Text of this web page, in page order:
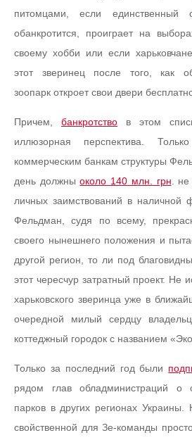
питомцами, если единственный
обанкротится, проиграет на
своему хобби или если
этот зверинец после того, как
зоопарк откроет свои двери
Причем, банкротство в этом
иллюзорная перспектива.
коммерческим банкам структуры
день должныоколо 140 млн. грн .
личных заимствований в наличной
Фельдман, судя по всему,
своего нынешнего положения и
другой регион, то ли под
этот чересчур затратный проект. Не
харьковского зверинца уже в
очередной милый сердцу
коттеджный городок с названием
Только за последний год были
рядом глав обладминистраций о
парков в других регионах
свойственной для Зе-команды